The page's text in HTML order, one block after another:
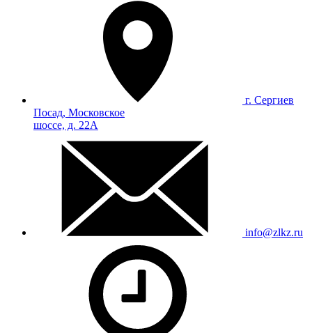
г. Сергиев
Посад, Московское
шоссе, д. 22А
info@zlkz.ru